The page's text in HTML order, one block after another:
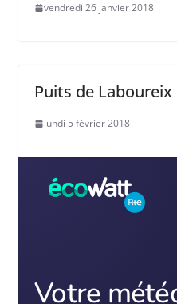
vendredi 26 janvier 2018
Puits de Laboureix
lundi 5 février 2018